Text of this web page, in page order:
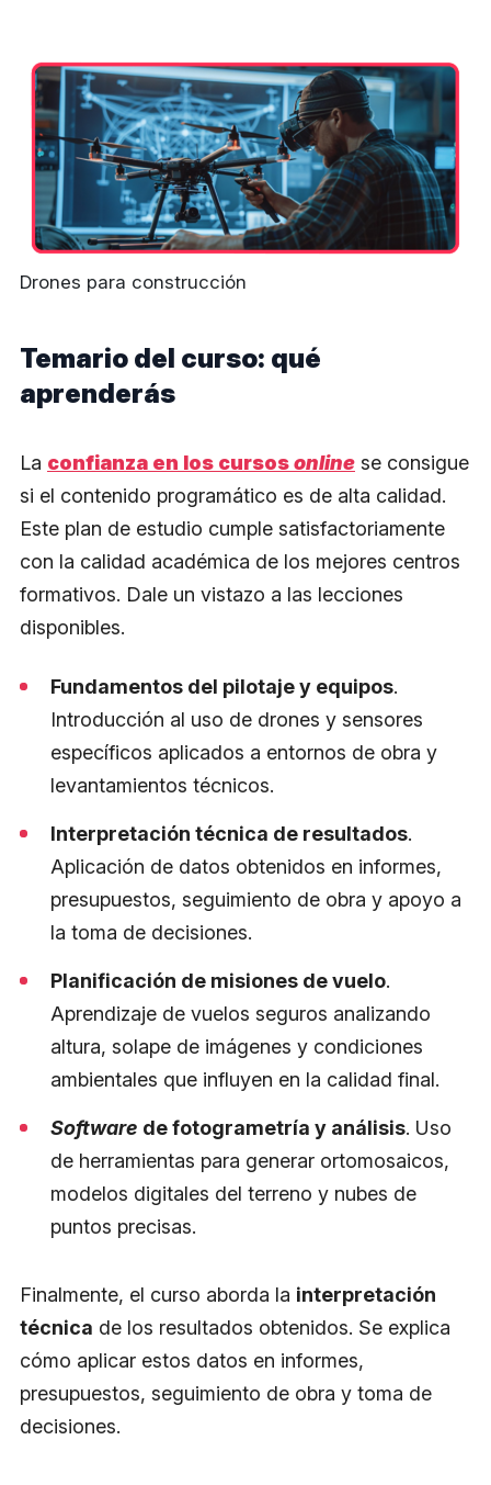
Drones para construcción
Temario del curso: qué
aprenderás
La confianza en los cursosonline se consigue
si el contenido programático es de alta calidad.
Este plan de estudio cumple satisfactoriamente
con la calidad académica de los mejores centros
formativos. Dale un vistazo a las lecciones
disponibles.
Fundamentos del pilotaje y equipos.
Introducción al uso de drones y sensores
específicos aplicados a entornos de obra y
levantamientos técnicos.
Interpretación técnica de resultados.
Aplicación de datos obtenidos en informes,
presupuestos, seguimiento de obra y apoyo a
la toma de decisiones.
Planificación de misiones de vuelo.
Aprendizaje de vuelos seguros analizando
altura, solape de imágenes y condiciones
ambientales que influyen en la calidad final.
Software de fotogrametría y análisis. Uso
de herramientas para generar ortomosaicos,
modelos digitales del terreno y nubes de
puntos precisas.
Finalmente, el curso aborda la interpretación
técnica de los resultados obtenidos. Se explica
cómo aplicar estos datos en informes,
presupuestos, seguimiento de obra y toma de
decisiones.